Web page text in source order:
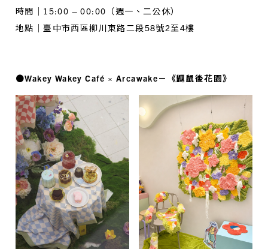
時間｜15:00 – 00:00（週一、二公休）
地點｜臺中市西區柳川東路二段58號2至4樓
●Wakey Wakey Café × Arcawake－《鼴鼠後花園》